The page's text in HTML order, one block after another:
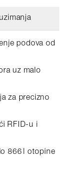
podova od
uz malo
za precizno
RFID-u i
866 l otopine